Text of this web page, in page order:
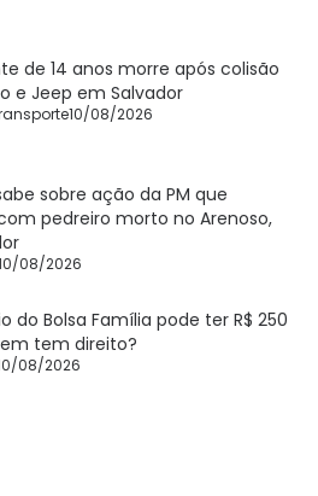
de 14 anos morre após colisão
e Jeep em Salvador
10/08/2026
sobre ação da PM que
pedreiro morto no Arenoso,
08/2026
do Bolsa Família pode ter R$ 250
tem direito?
08/2026